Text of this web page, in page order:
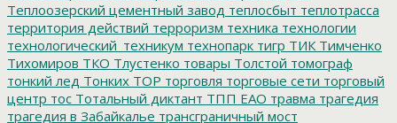
Теплоозерский цементный завод теплосбыт теплотрасса
территория действий терроризм техника технологии
технологический_техникум технопарк тигр ТИК Тимченко
Тихомиров ТКО Тлустенко товары Толстой томограф
тонкий лед Тонких ТОР торговля торговые сети торговый
центр тос Тотальный диктант ТПП ЕАО травма трагедия
трагедия в Забайкалье трансграничный мост